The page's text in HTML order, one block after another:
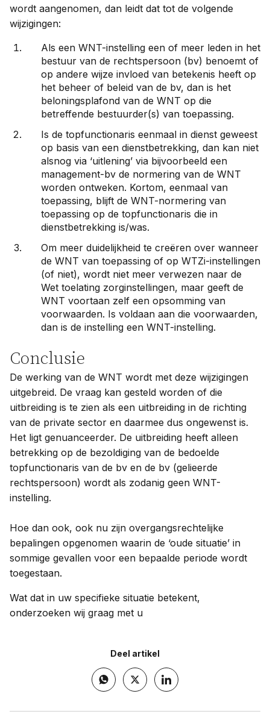
wordt aangenomen, dan leidt dat tot de volgende
wijzigingen:
Als een WNT-instelling een of meer leden in het
bestuur van de rechtspersoon (bv) benoemt of
op andere wijze invloed van betekenis heeft op
het beheer of beleid van de bv, dan is het
beloningsplafond van de WNT op die
betreffende bestuurder(s) van toepassing.
Is de topfunctionaris eenmaal in dienst geweest
op basis van een dienstbetrekking, dan kan niet
alsnog via ‘uitlening’ via bijvoorbeeld een
management-bv de normering van de WNT
worden ontweken. Kortom, eenmaal van
toepassing, blijft de WNT-normering van
toepassing op de topfunctionaris die in
dienstbetrekking is/was.
Om meer duidelijkheid te creëren over wanneer
de WNT van toepassing of op WTZi-instellingen
(of niet), wordt niet meer verwezen naar de
Wet toelating zorginstellingen, maar geeft de
WNT voortaan zelf een opsomming van
voorwaarden. Is voldaan aan die voorwaarden,
dan is de instelling een WNT-instelling.
Conclusie
De werking van de WNT wordt met deze wijzigingen
uitgebreid. De vraag kan gesteld worden of die
uitbreiding is te zien als een uitbreiding in de richting
van de private sector en daarmee dus ongewenst is.
Het ligt genuanceerder. De uitbreiding heeft alleen
betrekking op de bezoldiging van de bedoelde
topfunctionaris van de bv en de bv (gelieerde
rechtspersoon) wordt als zodanig geen WNT-
instelling.
Hoe dan ook, ook nu zijn overgangsrechtelijke
bepalingen opgenomen waarin de ‘oude situatie’ in
sommige gevallen voor een bepaalde periode wordt
toegestaan.
Wat dat in uw specifieke situatie betekent,
onderzoeken wij graag met u
Deel artikel